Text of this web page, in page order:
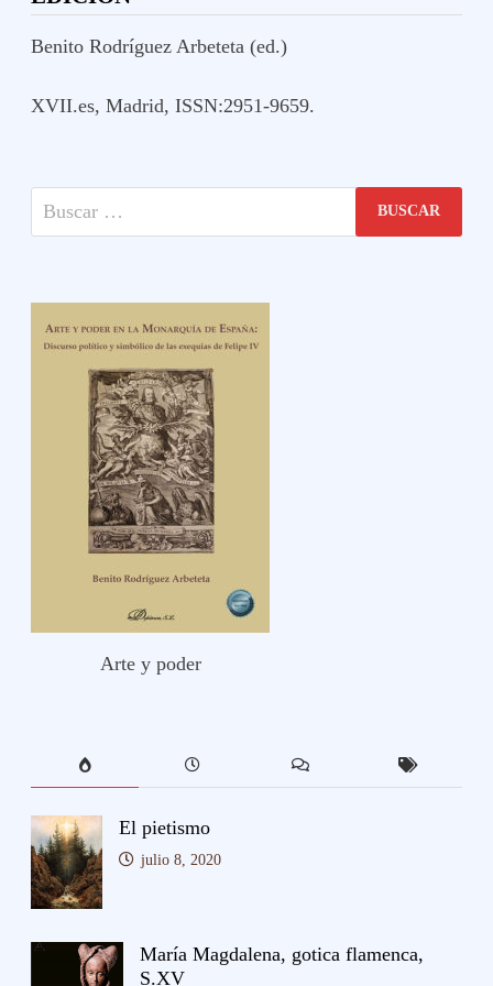
RENACENTISTA
Benito Rodríguez Arbeteta (ed.)
XVII.es, Madrid, ISSN:2951-9659.
Buscar:
Arte y poder
El pietismo
julio 8, 2020
María Magdalena, gotica flamenca,
S.XV